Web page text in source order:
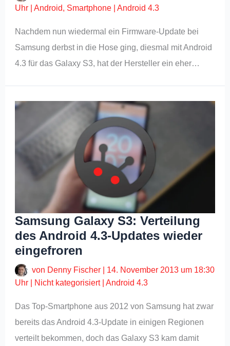
Uhr |Android, Smartphone |Android 4.3
Nachdem nun wiedermal ein Firmware-Update bei
Samsung derbst in die Hose ging, diesmal mit Android
4.3 für das Galaxy S3, hat der Hersteller ein eher…
Samsung Galaxy S3: Verteilung
des Android 4.3-Updates wieder
eingefroren
von Denny Fischer
14. November 2013 um 18:30
Uhr
Nicht kategorisiert|Android 4.3
Das Top-Smartphone aus 2012 von Samsung hat zwar
bereits das Android 4.3-Update in einigen Regionen
verteilt bekommen, doch das Galaxy S3 kam damit